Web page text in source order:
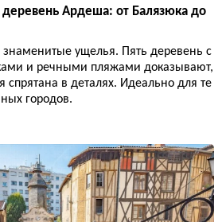
деревень Ардеша: от Балязюка до
ущелья. Пять деревень с
и речными пляжами доказывают,
спрятана в деталях. Идеально для те
городов.